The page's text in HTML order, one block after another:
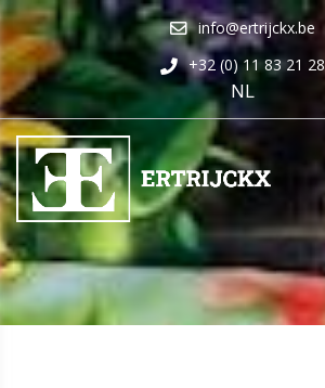
info@ertrijckx.be
+32 (0) 11 83 21 28
NL